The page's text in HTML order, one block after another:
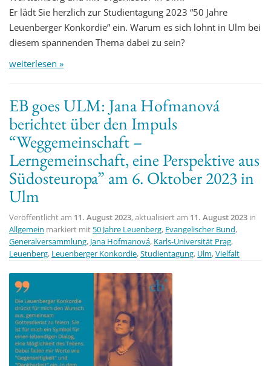
Er lädt Sie herzlich zur Studientagung 2023 “50 Jahre
Leuenberger Konkordie” ein. Warum es sich lohnt in Ulm bei
diesem spannenden Thema dabei zu sein?
weiterlesen »
EB goes ULM: Jana Hofmanová
berichtet über den Impuls
“Weggemeinschaft –
Lerngemeinschaft, eine Perspektive aus
Südosteuropa” am 6. Oktober 2023 in
Ulm
Veröffentlicht am 11. August 2023, aktualisiert am 11. August 2023 in
Allgemein markiert mit 50 Jahre Leuenberg, Evangelischer Bund,
Generalversammlung, Jana Hofmanová, Karls-Universität Prag,
Leuenberg, Leuenberger Konkordie,Studientagung, Ulm,Vielfalt